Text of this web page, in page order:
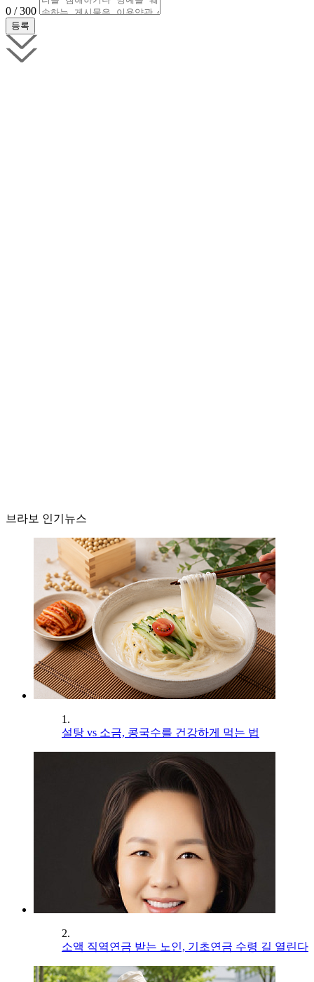
0 / 300
브라보 인기뉴스
1.
설탕 vs 소금, 콩국수를 건강하게 먹는 법
2.
소액 직역연금 받는 노인, 기초연금 수령 길 열린다